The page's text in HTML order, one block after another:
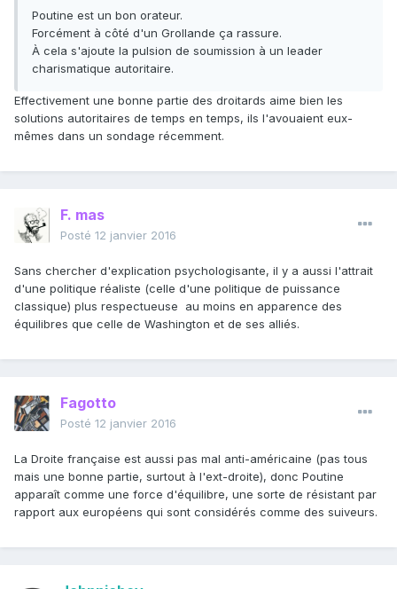
Poutine est un bon orateur.
Forcément à côté d'un Grollande ça rassure.
À cela s'ajoute la pulsion de soumission à un leader
charismatique autoritaire.
Effectivement une bonne partie des droitards aime bien les
solutions autoritaires de temps en temps, ils l'avouaient eux-
mêmes dans un sondage récemment.
F. mas
Posté 12 janvier 2016
Sans chercher d'explication psychologisante, il y a aussi l'attrait
d'une politique réaliste (celle d'une politique de puissance
classique) plus respectueuse au moins en apparence des
équilibres que celle de Washington et de ses alliés.
Fagotto
Posté 12 janvier 2016
La Droite française est aussi pas mal anti-américaine (pas tous
mais une bonne partie, surtout à l'ext-droite), donc Poutine
apparaît comme une force d'équilibre, une sorte de résistant par
rapport aux européens qui sont considérés comme des suiveurs.